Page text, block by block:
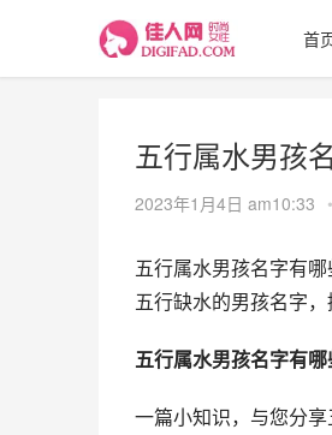
首
五行属水男孩
2023年1月4日 am10:33 •
五行属水男孩名字有
五行缺水的男孩名字
五行属水男孩名字有
一篇小知识，与您分